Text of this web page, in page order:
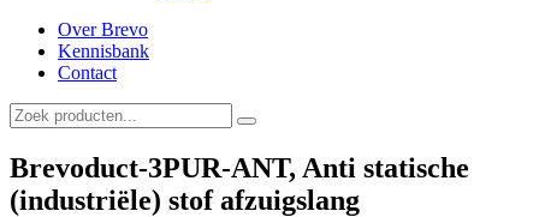
Over Brevo
Kennisbank
Contact
Brevoduct-3PUR-ANT, Anti statische
(industriële) stof afzuigslang